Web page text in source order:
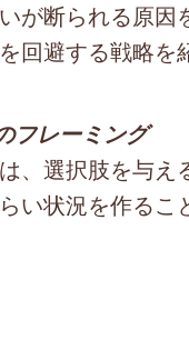
が断られる原因
回避する戦略を
フレーミング
、選択肢を与え
い状況を作るこ